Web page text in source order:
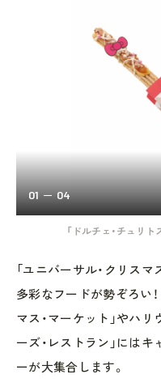
「ドルチェ・チュリ
01 04
「ユニバーサル・クリスマ
多彩なフードが勢ぞろい
マス・マーケット」やハリ
ーズ・レストラン」には
ーが大集合します。